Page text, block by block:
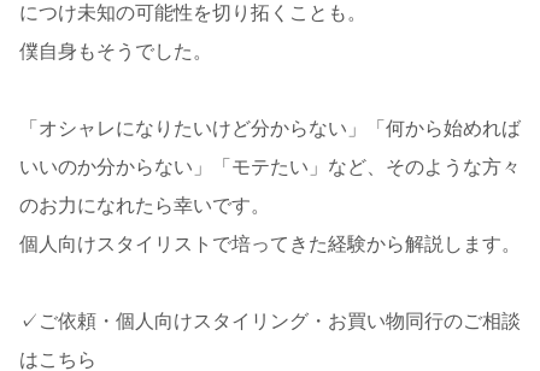
につけ未知の可能性を切り拓くことも。
僕自身もそうでした。
「オシャレになりたいけど分からない」「何から始めれば
いいのか分からない」「モテたい」など、そのような方々
のお力になれたら幸いです。
個人向けスタイリストで培ってきた経験から解説します。
✓ご依頼・個人向けスタイリング・お買い物同行のご相談
はこちら